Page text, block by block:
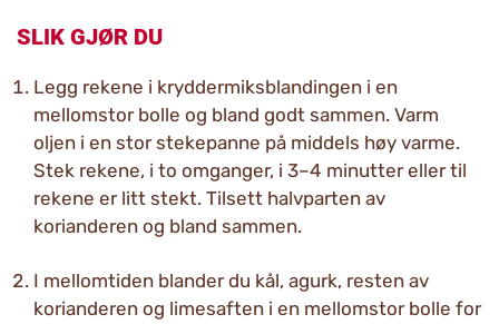
SLIK GJØR DU
Legg rekene i kryddermiksblandingen i en
mellomstor bolle og bland godt sammen. Varm
oljen i en stor stekepanne på middels høy varme.
Stek rekene, i to omganger, i 3–4 minutter eller til
rekene er litt stekt. Tilsett halvparten av
korianderen og bland sammen.
I mellomtiden blander du kål, agurk, resten av
korianderen og limesaften i en mellomstor bolle for